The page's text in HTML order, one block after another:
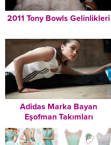
2011 Tony Bowls Gelinlikleri
Adidas Marka Bayan
Eşofman Takımları